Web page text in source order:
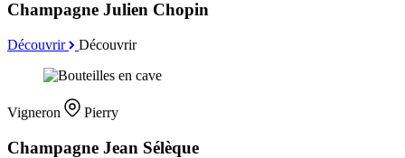
Champagne Julien Chopin
Découvrir Découvrir
Vigneron Pierry
Champagne Jean Sélèque